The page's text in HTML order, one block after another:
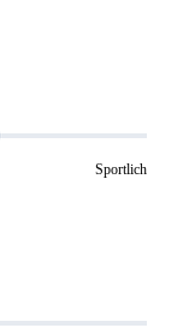
Sportlich